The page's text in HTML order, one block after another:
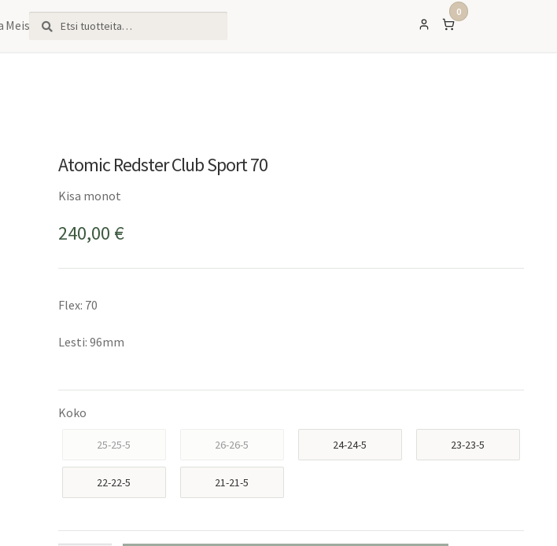
Etsi:
Haku
0
Atomic Redster Club Sport 70
Kisa monot
240,00 €
Flex: 70
Lesti: 96mm
Koko
25-25-5 26-26-5 24-24-5 23-23-5
22-22-5 21-21-5